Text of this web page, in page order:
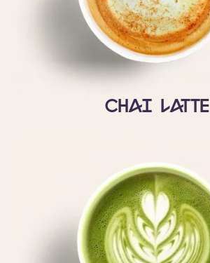
Chai latte